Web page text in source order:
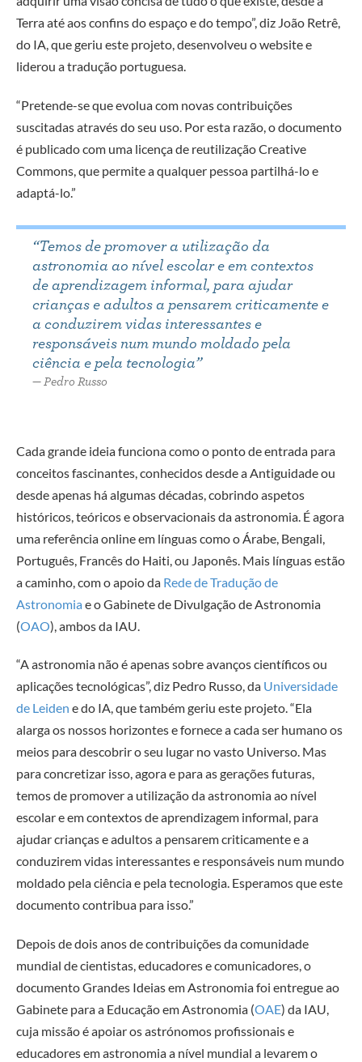
Terra até aos confins do espaço e do tempo”, diz João Retrê,
do IA, que geriu este projeto, desenvolveu o website e
liderou a tradução portuguesa.
“Pretende-se que evolua com novas contribuições
suscitadas através do seu uso. Por esta razão, o documento
é publicado com uma licença de reutilização Creative
Commons, que permite a qualquer pessoa partilhá-lo e
adaptá-lo.”
“Temos de promover a utilização da
astronomia ao nível escolar e em contextos
de aprendizagem informal, para ajudar
crianças e adultos a pensarem criticamente e
a conduzirem vidas interessantes e
responsáveis num mundo moldado pela
ciência e pela tecnologia”
Pedro Russo
Cada grande ideia funciona como o ponto de entrada para
conceitos fascinantes, conhecidos desde a Antiguidade ou
desde apenas há algumas décadas, cobrindo aspetos
históricos, teóricos e observacionais da astronomia. É agora
uma referência online em línguas como o Árabe, Bengali,
Português, Francês do Haiti, ou Japonês. Mais línguas estão
a caminho, com o apoio da Rede de Tradução de
Astronomiae o Gabinete de Divulgação de Astronomia
(OAO), ambos da IAU.
“A astronomia não é apenas sobre avanços científicos ou
aplicações tecnológicas”, diz Pedro Russo, da Universidade
de Leiden e do IA, que também geriu este projeto. “Ela
alarga os nossos horizontes e fornece a cada ser humano os
meios para descobrir o seu lugar no vasto Universo. Mas
para concretizar isso, agora e para as gerações futuras,
temos de promover a utilização da astronomia ao nível
escolar e em contextos de aprendizagem informal, para
ajudar crianças e adultos a pensarem criticamente e a
conduzirem vidas interessantes e responsáveis num mundo
moldado pela ciência e pela tecnologia. Esperamos que este
documento contribua para isso.”
Depois de dois anos de contribuições da comunidade
mundial de cientistas, educadores e comunicadores, o
documento Grandes Ideias em Astronomia foi entregue ao
Gabinete para a Educação em Astronomia (OAE) da IAU,
cuja missão é apoiar os astrónomos profissionais e
educadores em astronomia a nível mundial a levarem o